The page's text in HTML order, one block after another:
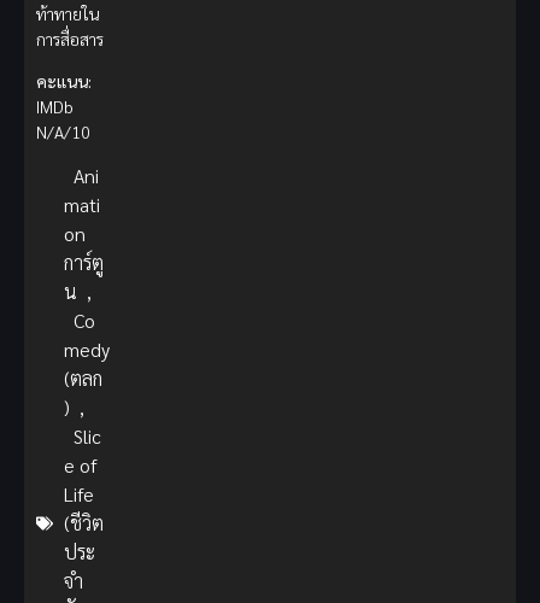
ท้าทายใน
การสื่อสาร
คะแนน:
IMDb
N/A/10
Ani
mati
on
การ์ตู
น ,
Co
medy
(ตลก
) ,
Slic
e of
Life
(ชีวิต
ประ
จำ